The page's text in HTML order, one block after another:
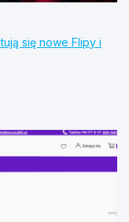
się nowe Flipy i